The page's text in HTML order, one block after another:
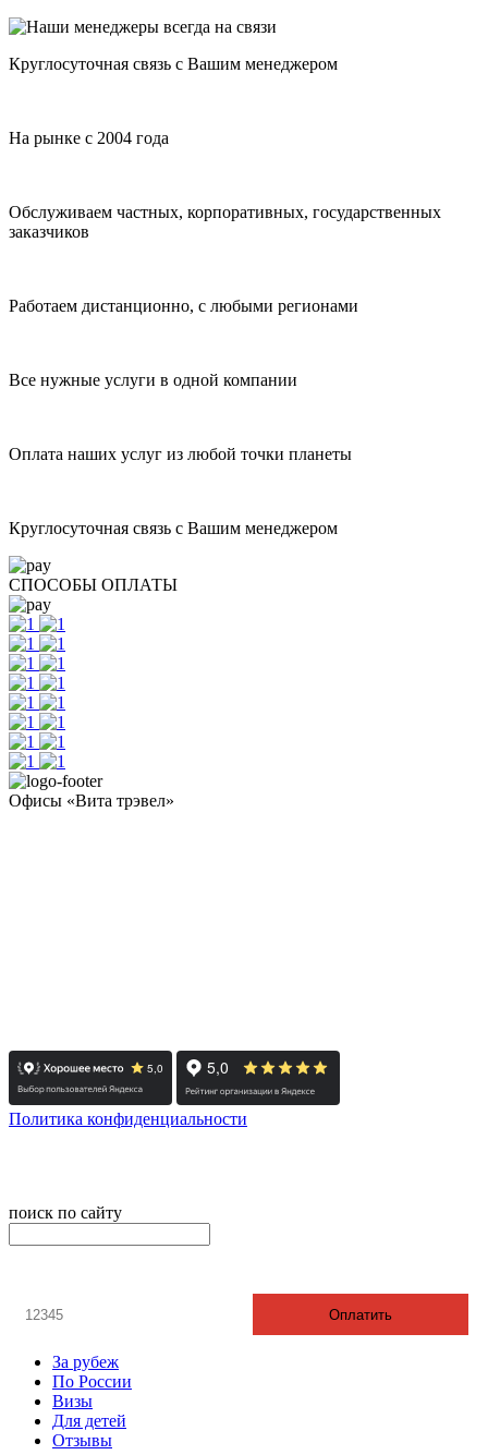
Круглосуточная связь с Вашим менеджером
На рынке с 2004 года
Обслуживаем частных, корпоративных, государственных
заказчиков
Работаем дистанционно, с любыми регионами
Все нужные услуги в одной компании
Оплата наших услуг из любой точки планеты
Круглосуточная связь с Вашим менеджером
СПОСОБЫ ОПЛАТЫ
Офисы «Вита трэвел»
Политика конфиденциальности
поиск по сайту
Оплатить
За рубеж
По России
Визы
Для детей
Отзывы